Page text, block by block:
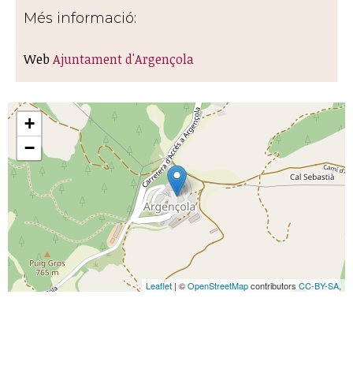
Més informació:
Web Ajuntament d'Argençola
+
−
Leaflet | ©OpenStreetMapcontributors CC-BY-SA,